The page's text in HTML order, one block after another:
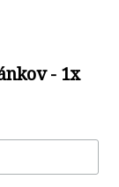
- 1x